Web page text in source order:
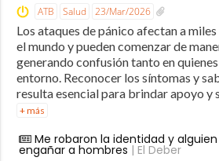
ATB Salud 23/Mar/2026
Los ataques de pánico afectan a
el mundo y pueden comenzar de
generando confusión tanto en
entorno. Reconocer los síntomas y
resulta esencial para brindar apoyo y
+ más
Me robaron la identidad y
engañar a hombres | El Deber